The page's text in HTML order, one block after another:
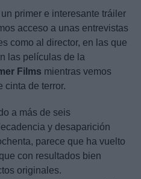
primer e interesante tráiler
acceso a unas entrevistas
como al director, en las que
las películas de la
Films mientras vemos
cinta de terror.
a más de seis
y desaparición
parece que ha vuelto
con resultados bien
originales.